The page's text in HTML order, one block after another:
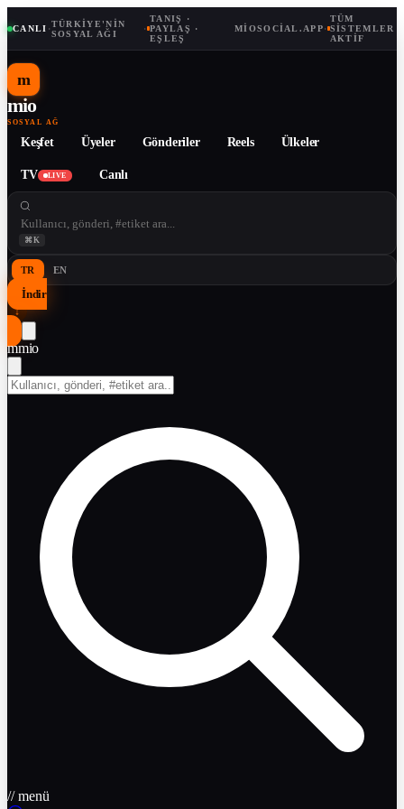
CANLI ·TÜRKIYE'NIN
SOSYAL AĞI
·
TANIŞ ·
PAYLAŞ ·
EŞLEŞ
MIOSOCIAL.APP·
TÜM
SISTEMLER
AKTIF
m
mio
SOSYAL AĞ
Keşfet Üyeler Gönderiler Reels Ülkeler
TV LIVE Canlı
⌘K
TR EN
İndir
↓
mmio
// menü